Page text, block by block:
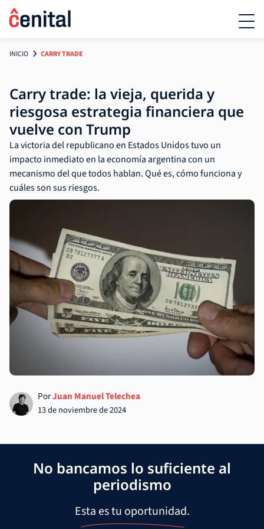
INICIO CARRY TRADE
Carry trade: la vieja, querida y
riesgosa estrategia financiera que
vuelve con Trump
La victoria del republicano en Estados Unidos tuvo un
impacto inmediato en la economía argentina con un
mecanismo del que todos hablan. Qué es, cómo funciona y
cuáles son sus riesgos.
PorJuan Manuel Telechea
13 de noviembre de 2024
No bancamos lo suficiente al
periodismo
Esta es tu oportunidad.